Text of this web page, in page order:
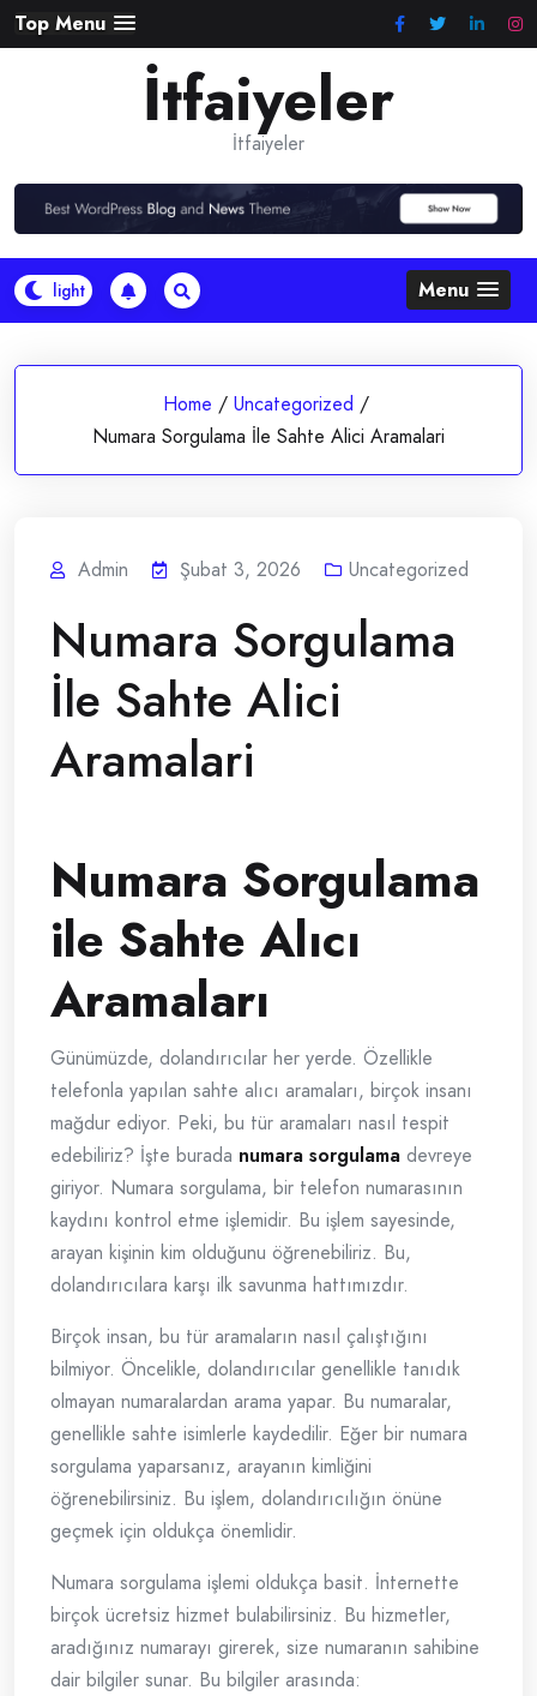
Skip
to
Top Menu
İtfaiyeler
İtfaiyeler
Menu
Home / Uncategorized /
Numara Sorgulama İle Sahte Alici Aramalari
Admin Şubat 3, 2026 Uncategorized
Numara Sorgulama
İle Sahte Alici
Aramalari
Numara Sorgulama
ile Sahte Alıcı
Aramaları
Günümüzde, dolandırıcılar her yerde. Özellikle
telefonla yapılan sahte alıcı aramaları, birçok insanı
mağdur ediyor. Peki, bu tür aramaları nasıl tespit
edebiliriz? İşte burada numara sorgulama devreye
giriyor. Numara sorgulama, bir telefon numarasının
kaydını kontrol etme işlemidir. Bu işlem sayesinde,
arayan kişinin kim olduğunu öğrenebiliriz. Bu,
dolandırıcılara karşı ilk savunma hattımızdır.
Birçok insan, bu tür aramaların nasıl çalıştığını
bilmiyor. Öncelikle, dolandırıcılar genellikle tanıdık
olmayan numaralardan arama yapar. Bu numaralar,
genellikle sahte isimlerle kaydedilir. Eğer bir numara
sorgulama yaparsanız, arayanın kimliğini
öğrenebilirsiniz. Bu işlem, dolandırıcılığın önüne
geçmek için oldukça önemlidir.
Numara sorgulama işlemi oldukça basit. İnternette
birçok ücretsiz hizmet bulabilirsiniz. Bu hizmetler,
aradığınız numarayı girerek, size numaranın sahibine
dair bilgiler sunar. Bu bilgiler arasında: